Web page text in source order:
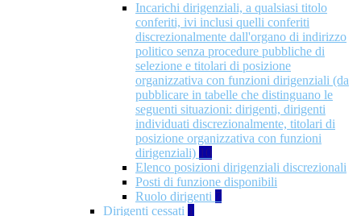
Incarichi dirigenziali, a qualsiasi titolo
conferiti, ivi inclusi quelli conferiti
discrezionalmente dall'organo di indirizzo
politico senza procedure pubbliche di
selezione e titolari di posizione
organizzativa con funzioni dirigenziali (da
pubblicare in tabelle che distinguano le
seguenti situazioni: dirigenti, dirigenti
individuati discrezionalmente, titolari di
posizione organizzativa con funzioni
dirigenziali) 10
Elenco posizioni dirigenziali discrezionali
Posti di funzione disponibili
Ruolo dirigenti 7
Dirigenti cessati 1